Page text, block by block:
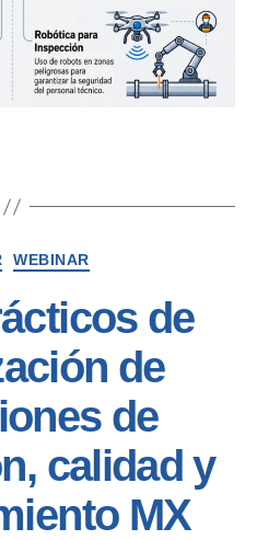
WEBINAR
de
de
de
calidad y
MX